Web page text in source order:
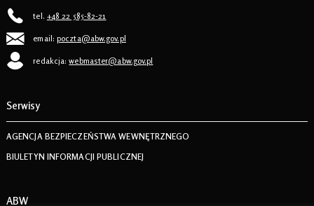
tel. +48 22 585-82-21
email:poczta@abw.gov.pl
redakcja:webmaster@abw.gov.pl
Serwisy
AGENCJA BEZPIECZEŃSTWA WEWNĘTRZNEGO
BIULETYN INFORMACJI PUBLICZNEJ
ABW